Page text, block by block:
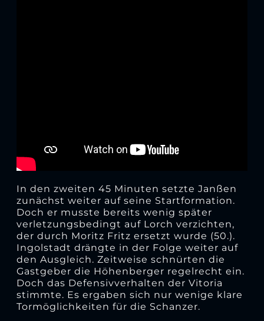
In den zweiten 45 Minuten setzte Janßen
zunächst weiter auf seine Startformation.
Doch er musste bereits wenig später
verletzungsbedingt auf Lorch verzichten,
der durch Moritz Fritz ersetzt wurde (50.).
Ingolstadt drängte in der Folge weiter auf
den Ausgleich. Zeitweise schnürten die
Gastgeber die Höhenberger regelrecht ein.
Doch das Defensivverhalten der Vitoria
stimmte. Es ergaben sich nur wenige klare
Tormöglichkeiten für die Schanzer.